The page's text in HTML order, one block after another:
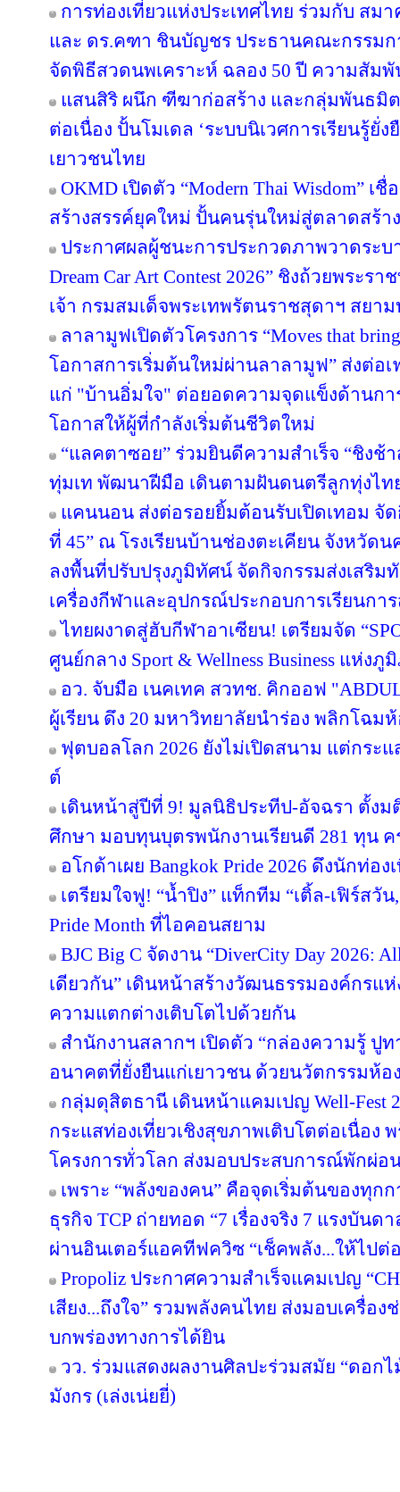
การท่องเที่ยวแห่งประเทศไทย ร่วมกับ สม
และ ดร.คฑา ชินบัญชร ประธานคณะกรรมก
จัดพิธีสวดนพเคราะห์ ฉลอง 50 ปี ความสัม
แสนสิริ ผนึก ฑีฆาก่อสร้าง และกลุ่มพันธมิ
ต่อเนื่อง ปั้นโมเดล ‘ระบบนิเวศการเรียนรู้
เยาวชนไทย
OKMD เปิดตัว “Modern Thai Wisdom”
สร้างสรรค์ยุคใหม่ ปั้นคนรุ่นใหม่สู่ตลาดสร้า
ประกาศผลผู้ชนะการประกวดภาพวาดระบ
Dream Car Art Contest 2026” ชิงถ้วยพระ
เจ้า กรมสมเด็จพระเทพรัตนราชสุดาฯ สยา
ลาลามูฟเปิดตัวโครงการ “Moves that
โอกาสการเริ่มต้นใหม่ผ่านลาลามูฟ” ส่งต่อเ
แก่ "บ้านอิ่มใจ" ต่อยอดความจุดแข็งด้านก
โอกาสให้ผู้ที่กำลังเริ่มต้นชีวิตใหม่
“แลคตาซอย” ร่วมยินดีความสำเร็จ “ชิงช้
ทุ่มเท พัฒนาฝีมือ เดินตามฝันดนตรีลูกทุ่งไท
แคนนอน ส่งต่อรอยยิ้มต้อนรับเปิดเทอม จัด
ที่ 45” ณ โรงเรียนบ้านช่องตะเคียน จังหวัด
ลงพื้นที่ปรับปรุงภูมิทัศน์ จัดกิจกรรมส่งเสริม
เครื่องกีฬาและอุปกรณ์ประกอบการเรียนกา
ไทยผงาดสู่ฮับกีฬาอาเซียน! เตรียมจัด
ศูนย์กลาง Sport & Wellness Business แห่งภู
อว. จับมือ เนคเทค สวทช. คิกออฟ
ผู้เรียน ดึง 20 มหาวิทยาลัยนำร่อง พลิกโฉม
ฟุตบอลโลก 2026 ยังไม่เปิดสนาม แต่กระ
ต์
เดินหน้าสู่ปีที่ 9! มูลนิธิประทีป-อัจฉรา ตั้งม
ศึกษา มอบทุนบุตรพนักงานเรียนดี 281 ทุน
อโกด้าเผย Bangkok Pride 2026 ดึงนักท่อ
เตรียมใจฟู! “น้ำปิง” แท็กทีม “เติ้ล-เฟิร์ส
Pride Month ที่ไอคอนสยาม
BJC Big C จัดงาน “DiverCity Day 2026:
เดียวกัน” เดินหน้าสร้างวัฒนธรรมองค์กรแ
ความแตกต่างเติบโตไปด้วยกัน
สำนักงานสลากฯ เปิดตัว “กล่องความรู้ ปูท
อนาคตที่ยั่งยืนแก่เยาวชน ด้วยนวัตกรรมห้
กลุ่มดุสิตธานี เดินหน้าแคมเปญ Well-Fest
กระแสท่องเที่ยวเชิงสุขภาพเติบโตต่อเนื่อง
โครงการทั่วโลก ส่งมอบประสบการณ์พักผ่อ
เพราะ “พลังของคน” คือจุดเริ่มต้นของทุก
ธุรกิจ TCP ถ่ายทอด “7 เรื่องจริง 7 แรงบันด
ผ่านอินเตอร์แอคทีฟควิซ “เช็คพลัง...ให้ไปต่
Propoliz ประกาศความสำเร็จแคมเปญ
เสียง...ถึงใจ” รวมพลังคนไทย ส่งมอบเครื่อ
บกพร่องทางการได้ยิน
วว. ร่วมแสดงผลงานศิลปะร่วมสมัย “ดอก
มังกร (เล่งเน่ยยี่)